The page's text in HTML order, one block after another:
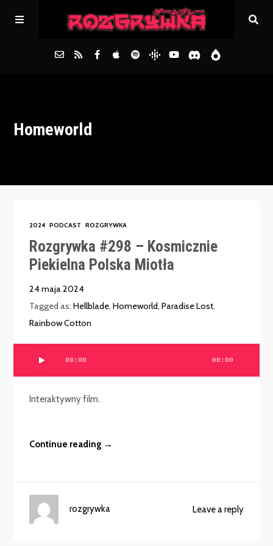
Archiwum
Homeworld
2024 PODCAST ROZGRYWKA
Rozgrywka #298 – Kosmicznie
Piekielna Polska Miotła
24 maja 2024
Tagged as:Hellblade,Homeworld,Paradise Lost,
Rainbow Cotton
00:00 00:00
Interaktywny film.
Continue reading →
Leave a reply
rozgrywka